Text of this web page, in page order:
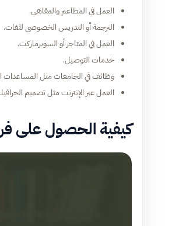
العمل في المطاعم والمقاهي.
الترجمة أو التدريس الخصوصي للغات.
العمل في المتاجر أو السوبرماركت.
خدمات التوصيل.
وظائف في الجامعات مثل المساعدات
العمل عبر الإنترنت مثل تصميم
كيفية الحصول على